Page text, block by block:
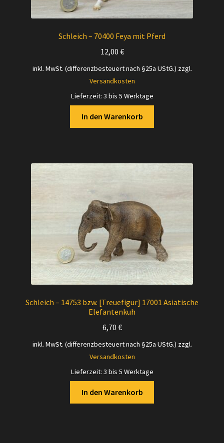
Schleich – 70400 Feya mit Pferd
12,00 €
inkl. MwSt. (differenzbesteuert nach §25a UStG.) zzgl.
Versandkosten
Lieferzeit: 3 bis 5 Werktage
In den Warenkorb
Schleich – 14753 bzw. [Treuefigur] 17001 Asiatische
Elefantenkuh
6,70 €
inkl. MwSt. (differenzbesteuert nach §25a UStG.) zzgl.
Versandkosten
Lieferzeit: 3 bis 5 Werktage
In den Warenkorb